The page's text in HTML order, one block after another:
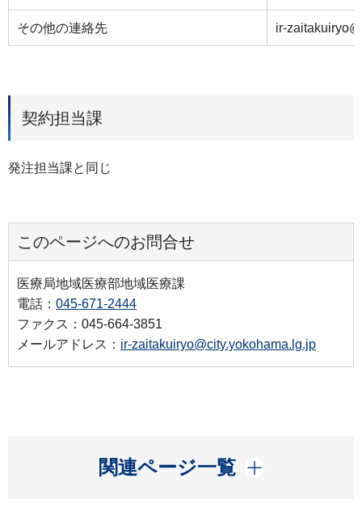
その他の連絡先 ir-
契約担当課
発注担当課と同じ
このページへのお問合せ
医療局地域医療部地域医療課
電話： 045-671-2444
ファクス：045-664-3851
メールアドレス： ir-zaitakuiryo@city.yokohama.lg.jp
関連ページ一覧
開く